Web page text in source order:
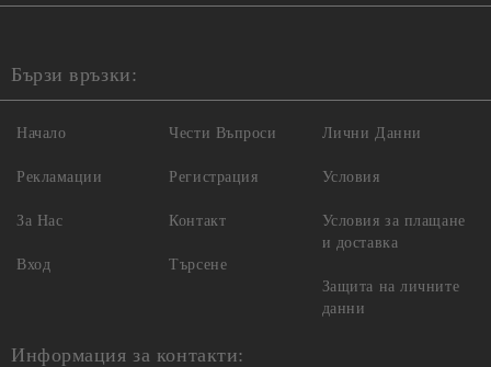
Бързи връзки:
Начало
Рекламации
За Нас
Вход
Чести Въпроси
Регистрация
Контакт
Търсене
Лични Данни
Условия
Условия за плащане
и доставка
Защита на личните
данни
Информация за контакти: